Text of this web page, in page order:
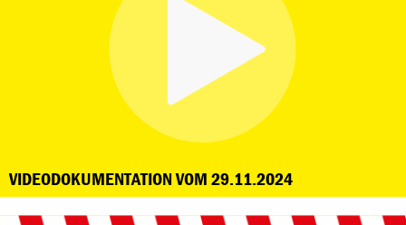
VIDEODOKUMENTATION VOM 29.11.2024